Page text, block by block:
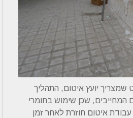
שמצריך יועץ איטום, התהליך
שכן שימוש בחומרי
עבודת איטום חוזרת לאחר זמן